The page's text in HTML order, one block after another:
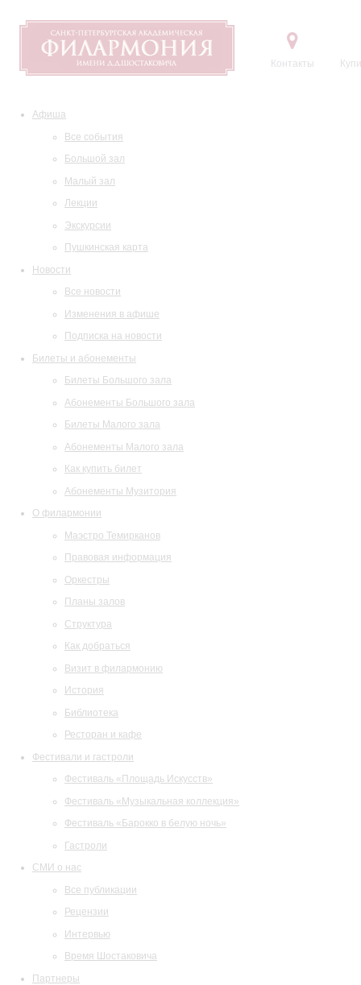
Контакты
Афиша
Все события
Большой зал
Малый зал
Лекции
Экскурсии
Пушкинская карта
Новости
Все новости
Изменения в афише
Подписка на новости
Билеты и абонементы
Билеты Большого зала
Абонементы Большого зала
Билеты Малого зала
Абонементы Малого зала
Как купить билет
Абонементы Музитория
О филармонии
Маэстро Темирканов
Правовая информация
Оркестры
Планы залов
Структура
Как добраться
Визит в филармонию
История
Библиотека
Ресторан и кафе
Фестивали и гастроли
Фестиваль «Площадь Искусств»
Фестиваль «Музыкальная коллекция»
Фестиваль «Барокко в белую ночь»
Гастроли
СМИ о нас
Все публикации
Рецензии
Интервью
Время Шостаковича
Партнеры